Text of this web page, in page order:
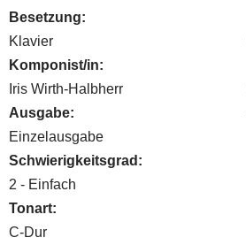
Besetzung:
Klavier
Komponist/in:
Iris Wirth-Halbherr
Ausgabe:
Einzelausgabe
Schwierigkeitsgrad:
2 - Einfach
Tonart:
C-Dur